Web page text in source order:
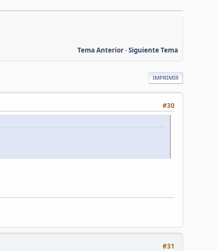
Tema Anterior-Siguiente Tema
IMPRIMIR
#30
#31